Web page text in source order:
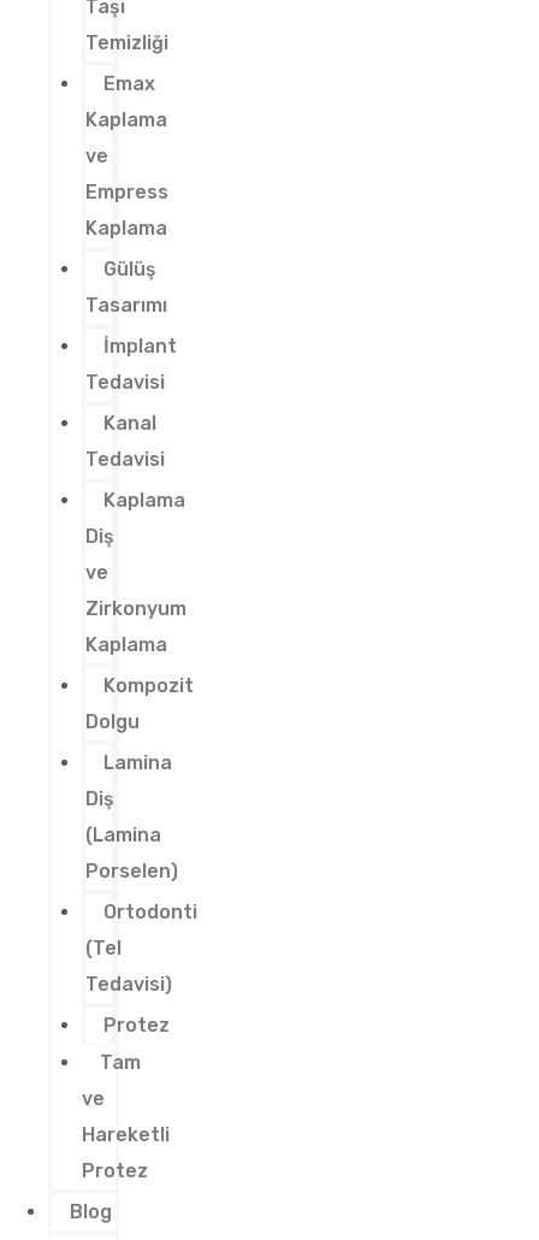
Taşı
Temizliği
Emax
Kaplama
ve
Empress
Kaplama
Gülüş
Tasarımı
İmplant
Tedavisi
Kanal
Tedavisi
Kaplama
Diş
ve
Zirkonyum
Kaplama
Kompozit
Dolgu
Lamina
Diş
(Lamina
Porselen)
Ortodonti
(Tel
Tedavisi)
Protez
Tam
ve
Hareketli
Protez
Blog